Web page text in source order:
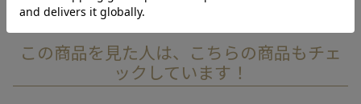
この商品を見た人は、こちらの商品もチェ
ックしています！